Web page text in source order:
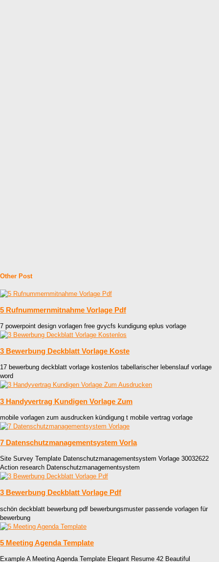
Other Post
5 Rufnummernmitnahme Vorlage Pdf
7 powerpoint design vorlagen free gvycfs kundigung eplus vorlage
3 Bewerbung Deckblatt Vorlage Koste
17 bewerbung deckblatt vorlage kostenlos tabellarischer lebenslauf vorlage
word
3 Handyvertrag Kundigen Vorlage Zum
mobile vorlagen zum ausdrucken kündigung t mobile vertrag vorlage
7 Datenschutzmanagementsystem Vorla
Site Survey Template Datenschutzmanagementsystem Vorlage 30032622
Action research Datenschutzmanagementsystem
3 Bewerbung Deckblatt Vorlage Pdf
schön deckblatt bewerbung pdf bewerbungsmuster passende vorlagen für
bewerbung
5 Meeting Agenda Template
Example A Meeting Agenda Template Elegant Resume 42 Beautiful